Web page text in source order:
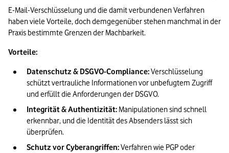
E-Mail-Verschlüsselung und die damit verbundenen Verfahren
haben viele Vorteile, doch demgegenüber stehen manchmal in der
Praxis bestimmte Grenzen der Machbarkeit.
Vorteile:
Datenschutz & DSGVO-Compliance: Verschlüsselung
schützt vertrauliche Informationen vor unbefugtem Zugriff
und erfüllt die Anforderungen der DSGVO.
Integrität & Authentizität: Manipulationen sind schnell
erkennbar, und die Identität des Absenders lässt sich
überprüfen.
Schutz vor Cyberangriffen: Verfahren wie PGP oder